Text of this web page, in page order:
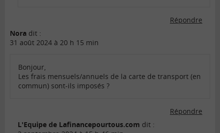
Répondre
Nora dit :
31 août 2024 à 20 h 15 min
Bonjour,
Les frais mensuels/annuels de la carte de transport (en
commun) sont-ils imposés ?
Répondre
L'Equipe de Lafinancepourtous.com dit :